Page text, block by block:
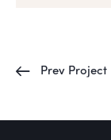
Prev Project